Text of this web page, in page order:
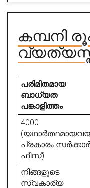
കമ്പനി
പരിമിതമായ
ബാധ്യത
പങ്കാളിത്തം
4000
പ്രകാരം സർക്കാർ
ഫീസ്)
നിങ്ങളുടെ
സ്വകാര്യ